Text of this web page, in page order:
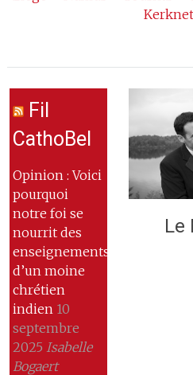
Fil
CathoBel
Opinion : Voici
pourquoi
notre foi se
nourrit des
enseignements
d’un moine
chrétien
indien 10
septembre
2025 Isabelle
Bogaert
Le